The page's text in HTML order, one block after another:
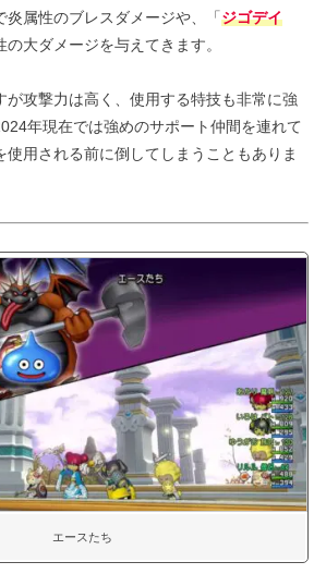
炎属性のブレスダメージや、「ジゴデイ
の大ダメージを与えてきます。
が攻撃力は高く、使用する特技も非常に強
年現在では強めのサポート仲間を連れて
使用される前に倒してしまうこともありま
エースたち